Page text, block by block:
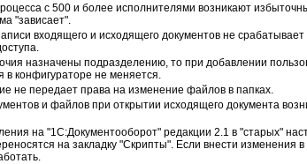
с 500 и более исполнителями возникают
"зависает".
входящего и исходящего документов не
назначены подразделению, то при добавлении
в конфигураторе не меняется.
не передает права на изменение файлов в папках.
и файлов при открытии исходящего документа
на "1С:Документооборот" редакции 2.1 в "старых"
на закладку "Скрипты". Если внести изменения